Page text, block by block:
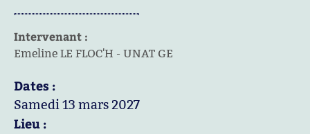
Intervenant :
Emeline LE FLOC'H - UNAT GE
Dates :
Samedi 13 mars 2027
Lieu :